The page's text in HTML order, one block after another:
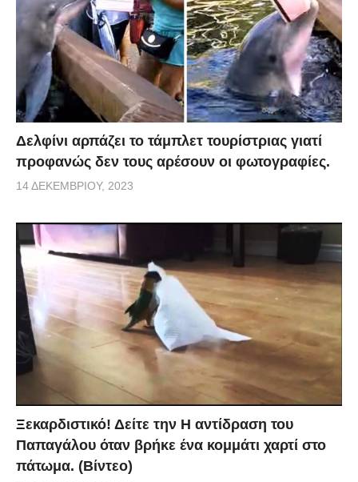
Δελφίνι αρπάζει το τάμπλετ τουρίστριας γιατί
προφανώς δεν τους αρέσουν οι φωτογραφίες.
14 ΔΕΚΕΜΒΡΊΟΥ, 2023
Ξεκαρδιστικό! Δείτε την Η αντίδραση του
Παπαγάλου όταν βρήκε ένα κομμάτι χαρτί στο
πάτωμα. (Βίντεο)